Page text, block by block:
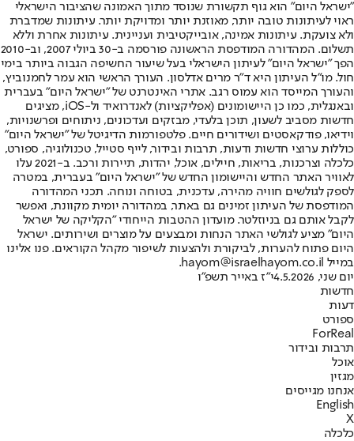
"ישראל היום" הוא גוף תקשורת שנוסד מתוך האמונה שהציבור הישראלי
ראוי לעיתונות טובה יותר, מאוזנת יותר ומדויקת יותר. עיתונות שמדברת
ולא צועקת. עיתונות אמינה, אובייקטיבית ועניינית. עיתונות אחרת וללא
תשלום. המהדורה המודפסת הראשונה פורסמה ב-30 ביולי 2007, וב-2010
הפך "ישראל היום" לעיתון הישראלי בעל שיעור החשיפה הגבוה ביותר בימי
חול. מו"ל העיתון היא ד"ר מרים אדלסון. העורך הראשי הוא עמר לחמנוביץ,
והעורך המייסד הוא עמוס רגב. אתרי האינטרנט של "ישראל היום" בעברית
ובאנגלית, כמו כן היישומונים (אפליקציות) לאנדרואיד ול-iOS, מציגים
חדשות מסביב לשעון, תוכן בלעדי, מבזקים ועדכונים, ניתוחים ופרשנויות,
וידיאו, פודקאסטים ושידורים חיים. פלטפורמות הדיגיטל של "ישראל היום"
כוללות ערוצי חדשות ודעות, תרבות ובידור, לייף סטייל, טכנולוגיה, ספורט,
כלכלה וצרכנות, בריאות, חיילים, אוכל, יהדות, תיירות ורכב. ב-2021 עלו
לאוויר האתר החדש והיישומון החדש של "ישראל היום" בעברית, במטרה
לספק לגולשים חוויה מהירה, עדכנית, בטוחה ונוחה. תכני המהדורה
המודפסת של העיתון זמינים גם באתר, במהדורה יומית מקוונת, ואפשר
לקבל אותם גם בניוזלטר. מועדון ההטבות הייחודי "הקליקה של ישראל
היום" מציע לגולשי האתר הנחות ומבצעים על מוצרים ושירותים. ישראל
היום פתוח להערות, לביקורת ולהצעות לשיפור מקהל הקוראים. פנו אלינו
במייל hayom@israelhayom.co.il.
יום שני, 4.5.2026
י"ז באייר תשפ"ו
חדשות
דעות
ספורט
ForReal
תרבות ובידור
אוכל
מגזין
אנחנו מגייסים
English
X
כלכלה